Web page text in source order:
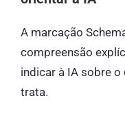
A marcação
compreensão
indicar à IA sobre o
trata.